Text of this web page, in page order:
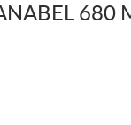
680